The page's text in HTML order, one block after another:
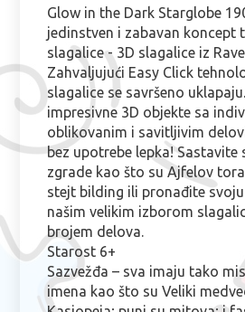
Glow in the Dark Starglobe
jedinstven i zabavan koncept
slagalice - 3D slagalice iz
Zahvaljujući Easy Click
slagalice se savršeno
impresivne 3D objekte sa
oblikovanim i savitljivim
bez upotrebe lepka! Sastavite
zgrade kao što su Ajfelov
stejt bilding ili pronađite
našim velikim izborom
brojem delova.
Starost 6+
Sazvežđa – sva imaju tako
imena kao što su Veliki